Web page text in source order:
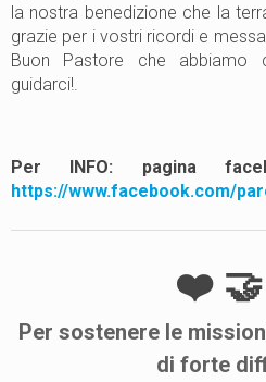
la nostra benedizione che la
grazie per i vostri ricordi e
Buon Pastore che abbiamo
guidarci!.
Per INFO: pagina
https://www.facebook.com/
❤️
Per sostenerele
di forte